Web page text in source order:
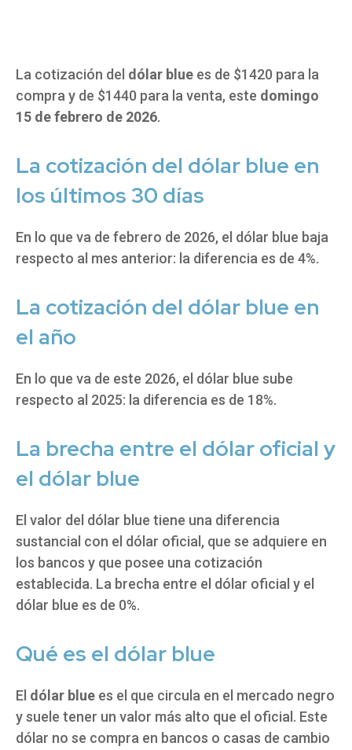
La cotización del dólar blue es de $1420 para la
compra y de $1440 para la venta, este domingo
15 de febrero de 2026.
La cotización del dólar blue en
los últimos 30 días
En lo que va de febrero de 2026, el dólar blue baja
respecto al mes anterior: la diferencia es de 4%.
La cotización del dólar blue en
el año
En lo que va de este 2026, el dólar blue sube
respecto al 2025: la diferencia es de 18%.
La brecha entre el dólar oficial y
el dólar blue
El valor del dólar blue tiene una diferencia
sustancial con el dólar oficial, que se adquiere en
los bancos y que posee una cotización
establecida. La brecha entre el dólar oficial y el
dólar blue es de 0%.
Qué es el dólar blue
El dólar blue es el que circula en el mercado negro
y suele tener un valor más alto que el oficial. Este
dólar no se compra en bancos o casas de cambio